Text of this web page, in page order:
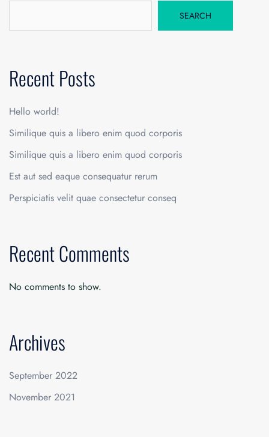
SEARCH
Recent Posts
Hello world!
Similique quis a libero enim quod corporis
Similique quis a libero enim quod corporis
Est aut sed eaque consequatur rerum
Perspiciatis velit quae consectetur conseq
Recent Comments
No comments to show.
Archives
September 2022
November 2021